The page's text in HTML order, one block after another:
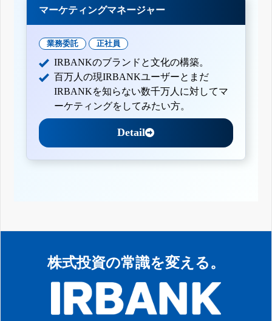
マーケティングマネージャー
業務委託 正社員
IRBANKのブランドと文化の構築。
百万人の現IRBANKユーザーとまだ
IRBANKを知らない数千万人に対してマ
ーケティングをしてみたい方。
Detail
株式投資の常識を変える。